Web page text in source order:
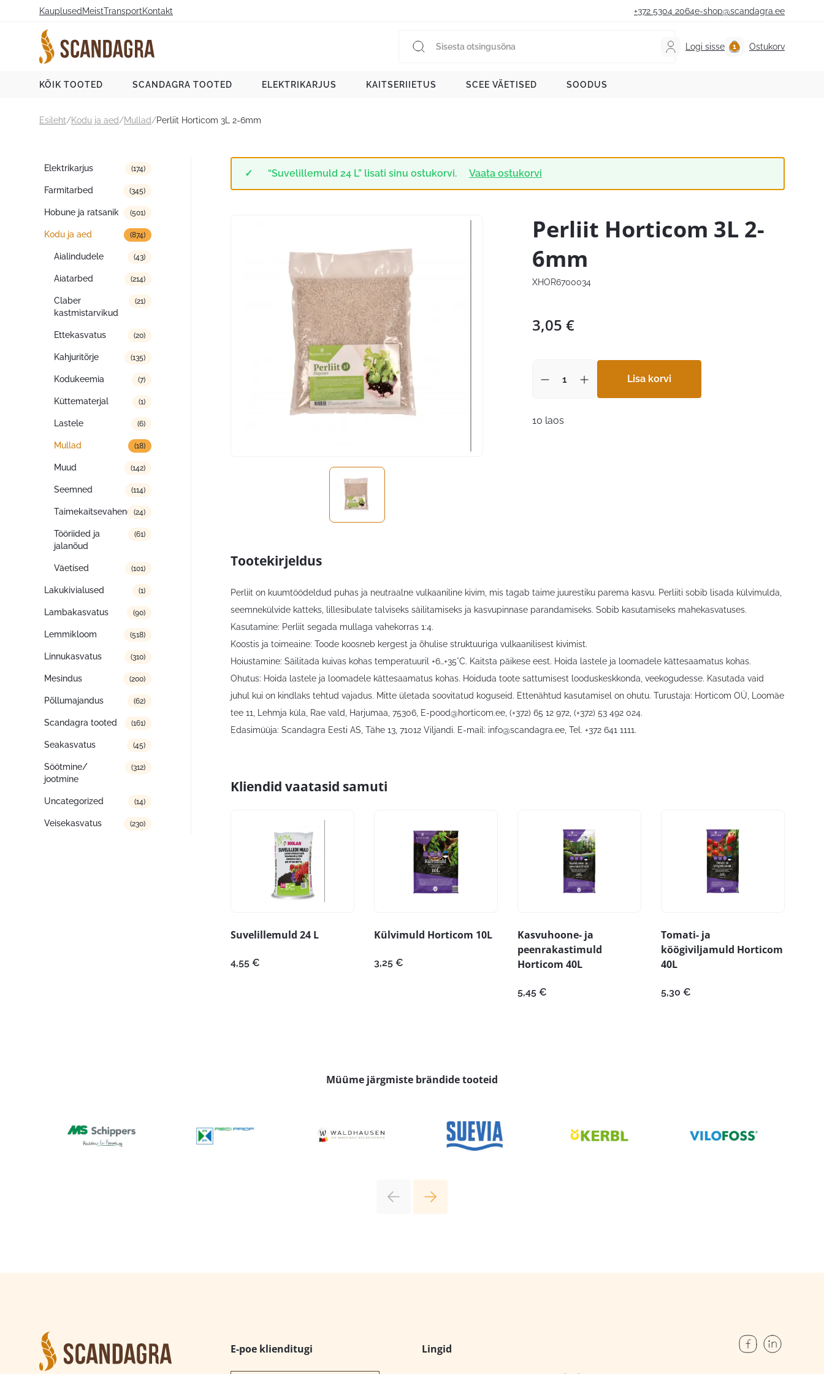
Kauplused MeistTransportKontakt +372 5304 2064e-shop@scandagra.ee
Logi sisse Ostukorv
KÕIK TOOTED SCANDAGRA TOOTED ELEKTRIKARJUS KAITSERIIETUS SCEE VÄETISED SOODUS
Esileht/Kodu ja aed/Mullad/Perliit Horticom 3L 2-6mm
Tootekategooriad
Elektrikarjus (174)
Farmitarbed (345)
Hobune ja ratsanik (501)
Kodu ja aed (874)
Aialindudele (43)
Aiatarbed (214)
Claber
kastmistarvikud
(21)
Ettekasvatus (20)
Kahjuritõrje (135)
Kodukeemia (7)
Küttematerjal (1)
Lastele (6)
Mullad (18)
Muud (142)
Seemned (114)
Taimekaitsevahendid(24)
Tööriided ja
jalanõud
(61)
Väetised (101)
Lakukivialused (1)
Lambakasvatus (90)
Lemmikloom (518)
Linnukasvatus (310)
Mesindus (200)
Põllumajandus (62)
Scandagra tooted (161)
Seakasvatus (45)
Söötmine/
jootmine
(312)
Uncategorized (14)
Veisekasvatus (230)
“Suvelillemuld 24 L” lisati sinu ostukorvi. Vaata ostukorvi
Perliit Horticom 3L 2-
6mm
XHOR6700034
3,05 €
Lisa korvi
10 laos
Tootekirjeldus
Perliit on kuumtöödeldud puhas ja neutraalne vulkaaniline kivim, mis tagab taime juurestiku parema kasvu. Perliiti sobib lisada külvimulda,
seemnekülvide katteks, lillesibulate talviseks säilitamiseks ja kasvupinnase parandamiseks. Sobib kasutamiseks mahekasvatuses.
Kasutamine: Perliit segada mullaga vahekorras 1:4.
Koostis ja toimeaine: Toode koosneb kergest ja õhulise struktuuriga vulkaanilisest kivimist.
Hoiustamine: Säilitada kuivas kohas temperatuuril +6…+35°C. Kaitsta päikese eest. Hoida lastele ja loomadele kättesaamatus kohas.
Ohutus: Hoida lastele ja loomadele kättesaamatus kohas. Hoiduda toote sattumisest looduskeskkonda, veekogudesse. Kasutada vaid
juhul kui on kindlaks tehtud vajadus. Mitte ületada soovitatud koguseid. Ettenähtud kasutamisel on ohutu. Turustaja: Horticom OÜ, Loomäe
tee 11, Lehmja küla, Rae vald, Harjumaa, 75306, E-pood@horticom.ee , (+372) 65 12 972, (+372) 53 492 024.
Edasimüüja: Scandagra Eesti AS, Tähe 13, 71012 Viljandi. E-mail: info@scandagra.ee , Tel. +372 641 1111.
Kliendid vaatasid samuti
Suvelillemuld 24 L
4,55 €
Külvimuld Horticom 10L
3,25 €
Kasvuhoone- ja
peenrakastimuld
Horticom 40L
5,45 €
Tomati- ja
köögiviljamuld Horticom
40L
5,30 €
Müüme järgmiste brändide tooteid
E-poe klienditugi Lingid